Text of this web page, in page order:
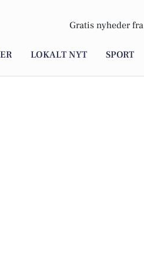
Gratis nyheder fra
LOKALT NYT SPORT